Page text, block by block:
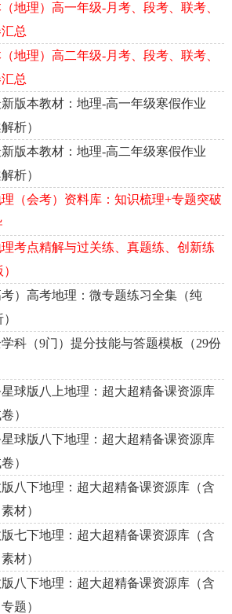
地理）高一年级-月考、段考、联考、
总
地理）高二年级-月考、段考、联考、
总
新版本教材：地理-高一年级寒假作业
析）
新版本教材：地理-高二年级寒假作业
析）
理（会考）资料库：知识梳理+专题突破
理考点精解与过关练、真题练、创新练
考）高考地理：微专题练习全集（纯
学科（9门）提分技能与答题模板（29份
星球版八上地理：超大超精备课资源库
）
星球版八下地理：超大超精备课资源库
）
版八下地理：超大超精备课资源库（含
材）
版七下地理：超大超精备课资源库（含
材）
版八下地理：超大超精备课资源库（含
题）